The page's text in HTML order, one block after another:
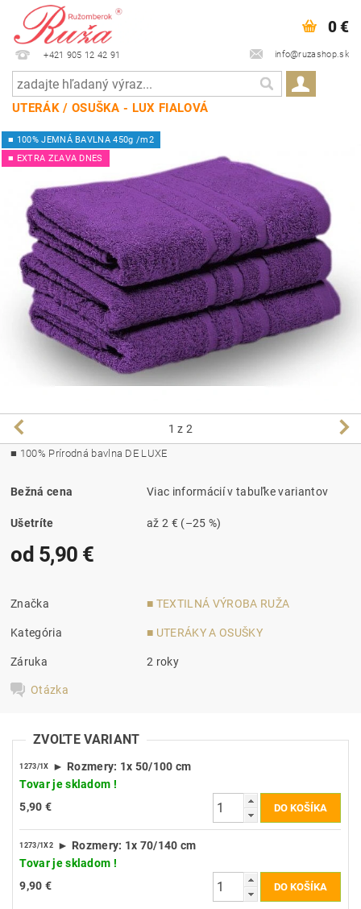
+421 905 12 42 91 info@ruzashop.sk
0 €
UTERÁK / OSUŠKA - LUX FIALOVÁ
■ 100% JEMNÁ BAVLNA 450g /m2
■ EXTRA ZĽAVA DNES
1 z 2
■ 100% Prírodná bavlna DE LUXE
Bežná cena Viac informácií v tabuľke variantov
Ušetríte až2 € (–25 %)
od 5,90 €
Značka ■ TEXTILNÁ VÝROBA RUŽA
Kategória ■ UTERÁKY A OSUŠKY
Záruka 2 roky
Otázka
ZVOĽTE VARIANT
1273/1X
► Rozmery: 1x 50/100 cm
Tovar je skladom !
5,90 €
1273/1X2
► Rozmery: 1x 70/140 cm
Tovar je skladom !
9,90 €